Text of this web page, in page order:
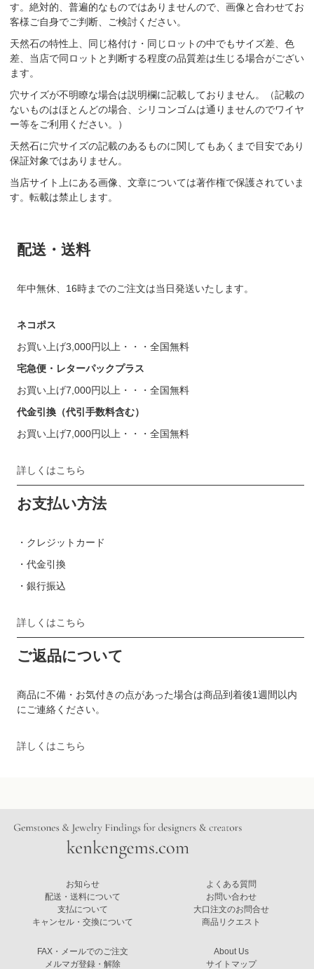
す。絶対的、普遍的なものではありませんので、画像と合わせてお
客様ご自身でご判断、ご検討ください。
天然石の特性上、同じ格付け・同じロットの中でもサイズ差、色
差、当店で同ロットと判断する程度の品質差は生じる場合がござい
ます。
穴サイズが不明瞭な場合は説明欄に記載しておりません。（記載の
ないものはほとんどの場合、シリコンゴムは通りませんのでワイヤ
ー等をご利用ください。）
天然石に穴サイズの記載のあるものに関してもあくまで目安であり
保証対象ではありません。
当店サイト上にある画像、文章については著作権で保護されていま
す。転載は禁止します。
配送・送料
年中無休、16時までのご注文は当日発送いたします。
ネコポス
お買い上げ3,000円以上・・・全国無料
宅急便・レターパックプラス
お買い上げ7,000円以上・・・全国無料
代金引換（代引手数料含む）
お買い上げ7,000円以上・・・全国無料
詳しくはこちら
お支払い方法
・クレジットカード
・代金引換
・銀行振込
詳しくはこちら
ご返品について
商品に不備・お気付きの点があった場合は商品到着後1週間以内
にご連絡ください。
詳しくはこちら
お知らせ
配送・送料について
支払について
キャンセル・交換について
よくある質問
お問い合わせ
大口注文のお問合せ
商品リクエスト
FAX・メールでのご注文
メルマガ登録・解除
About Us
サイトマップ